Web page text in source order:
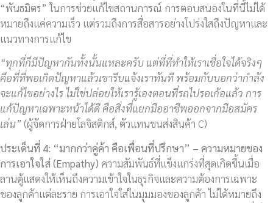
“พันธมิตร” ในการช่วยแก้ไขสถานการณ์ การตอบสนองในที่นี้ไม่ได้
หมายถึงแค่ความเร็ว แต่รวมถึงการสื่อสารอย่างโปร่งใสถึงปัญหาและ
แนวทางการแก้ไข
“ทุกที่ก็มีปัญหากันทั้งนั้นแหละครับ แต่ที่ที่ทำให้เราเชื่อใจได้จริงๆ
คือที่ที่พอเกิดปัญหาแล้วเขารีบแจ้งเราทันที พร้อมกับบอกว่ากำลัง
จะแก้ไขอย่างไร ไม่ใช่ปล่อยให้เรารู้เองตอนที่รถไปรอเก้อแล้ว การ
แก้ปัญหาเฉพาะหน้าได้ดี คือสิ่งที่แยกมืออาชีพออกจากมือสมัคร
เล่น” (ผู้จัดการฝ่ายโลจิสติกส์, ตัวแทนขนส่งสินค้า C)
ประเด็นที่ 4: “มากกว่าคู่ค้า คือเพื่อนที่ปรึกษา” – ความหมายของ
การเอาใจใส่ (Empathy) ความสัมพันธ์ที่แข็งแกร่งที่สุดเกิดขึ้นเมื่อ
ลานตู้แสดงให้เห็นถึงความเข้าใจในธุรกิจและความต้องการเฉพาะ
ของลูกค้าแต่ละราย การเอาใจใส่ในมุมมองของลูกค้า ไม่ได้หมายถึง